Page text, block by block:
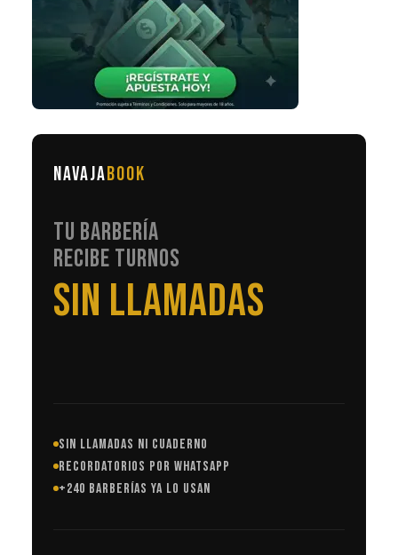
NAVAJABOOK
TU BARBERÍA
RECIBE TURNOS
EN AUTOMÁTICO
SIN LLAMADAS NI CUADERNO
RECORDATORIOS POR WHATSAPP
+240 BARBERÍAS YA LO USAN